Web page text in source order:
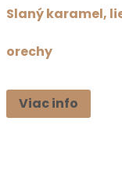
Slaný karamel,
orechy
Viac info